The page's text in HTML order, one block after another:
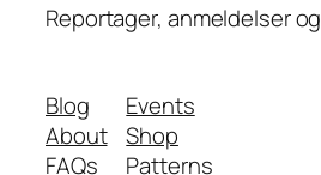
Reportager, anmeldelser
Blog
About
FAQs
Events
Shop
Patterns